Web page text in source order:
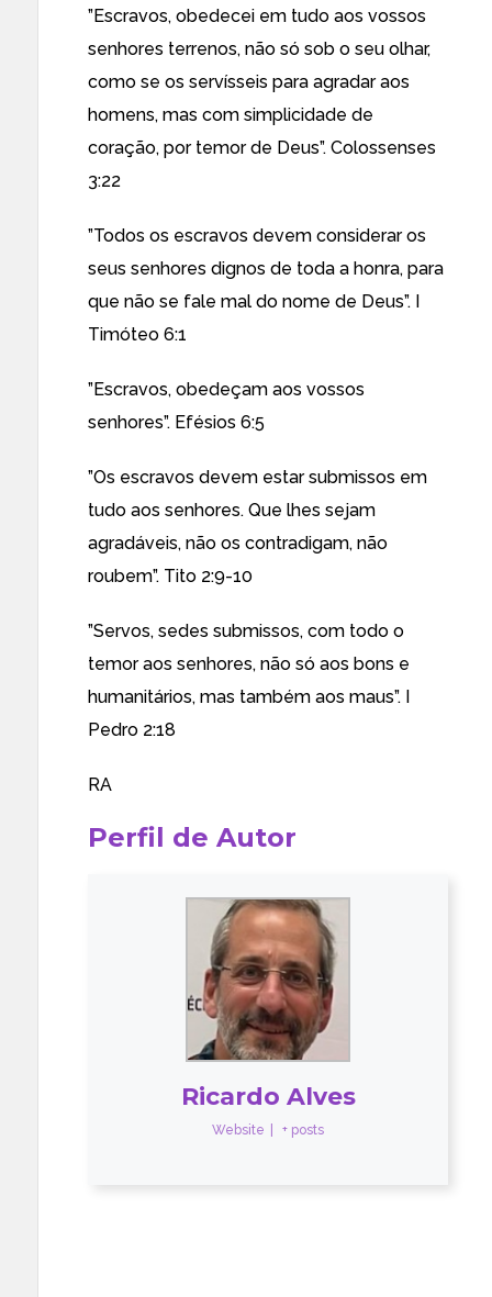
”Escravos, obedecei em tudo aos vossos
senhores terrenos, não só sob o seu olhar,
como se os servísseis para agradar aos
homens, mas com simplicidade de
coração, por temor de Deus”. Colossenses
3:22
”Todos os escravos devem considerar os
seus senhores dignos de toda a honra, para
que não se fale mal do nome de Deus”. I
Timóteo 6:1
”Escravos, obedeçam aos vossos
senhores”. Efésios 6:5
”Os escravos devem estar submissos em
tudo aos senhores. Que lhes sejam
agradáveis, não os contradigam, não
roubem”. Tito 2:9-10
”Servos, sedes submissos, com todo o
temor aos senhores, não só aos bons e
humanitários, mas também aos maus”. I
Pedro 2:18
RA
Perfil de Autor
Ricardo Alves
Website + posts